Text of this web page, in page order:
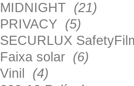
MIDNIGHT (21)
PRIVACY (5)
SECURLUX
Faixa solar (6)
Vinil (4)